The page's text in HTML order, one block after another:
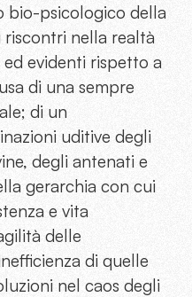
bio-psicologico della
riscontri nella realtà
evidenti rispetto a
di una sempre
di un
uditive degli
degli antenati e
gerarchia con cui
e vita
delle
di quelle
nel caos degli